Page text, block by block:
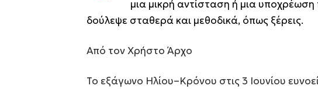
μια μικρή αντίσταση ή μια
δούλεψε σταθερά και μεθοδικά, όπως ξέρεις.
Από τον Χρήστο Άρχο
Το εξάγωνο Ηλίου–Κρόνου στις 3 Ιουνίου